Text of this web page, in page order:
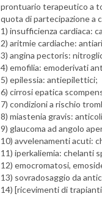
prontuario terapeutico a
quota di partecipazione a
1) insufficienza cardiaca:
2) aritmie cardiache:
3) angina pectoris:
4) emofilia: emoderivati
5) epilessia: antiepilettici;
6) cirrosi epatica
7) condizioni a rischio
8) miastenia gravis:
9) glaucoma ad angolo
10) avvelenamenti acuti:
11) iperkaliemia: chelanti
12) emocromatosi,
13) sovradosaggio da
14) [ricevimenti di